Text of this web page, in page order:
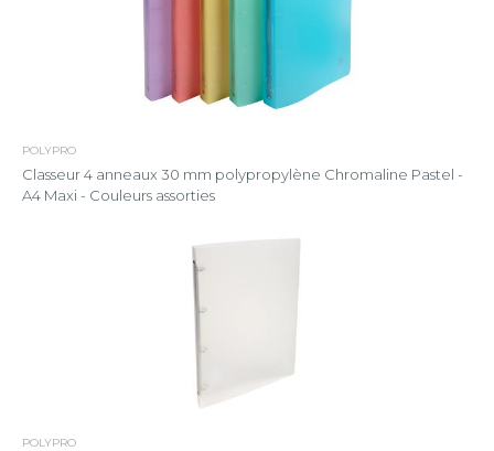
POLYPRO
Classeur 4 anneaux 30 mm polypropylène Chromaline Pastel -
A4 Maxi - Couleurs assorties
POLYPRO